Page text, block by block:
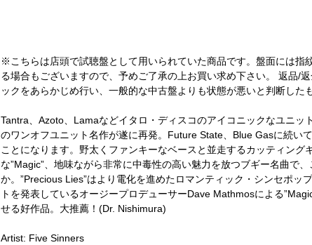
※こちらは店頭で試聴盤として用いられていた商品です。盤面には指
る場合もございますので、予めご了承の上お買い求め下さい。 返品/
ックをあらかじめ行い、一般的な中古盤よりも状態が悪いと判断した
Tantra、Azoto、Lamaなどイタロ・ディスコのアイコニックなユニッ
のワンオフユニット名作が遂に再発。Future State、Blue Gasに続い
ことになります。野太くファンキーなベースと並走するカッティング
な”Magic”、地味ながら非常に中毒性の高い魅力を放つブギー名曲で
か。”Precious Lies”はより電化を進めたロマンティック・シンセポッ
トを発表しているオージープロデューサーDave Mathmosによる
せる好作品。大推薦！(Dr. Nishimura)
Artist: Five Sinners